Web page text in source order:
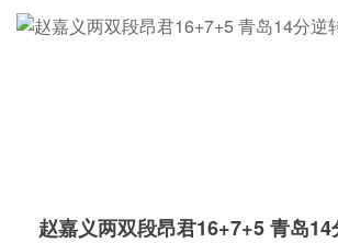
赵嘉义两双段昂君16+7+5 青岛